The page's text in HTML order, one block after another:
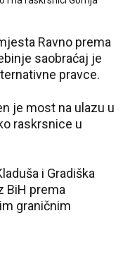
Ravno prema
saobraćaj je
pravce.
je most na ulazu u
raskrsnice u
i Gradiška
BiH prema
graničnim